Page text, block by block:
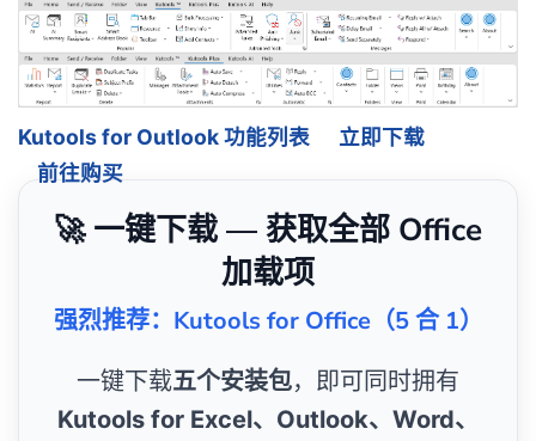
Kutools for Outlook 功能列表
立即下载
前往购买
🚀 一键下载 — 获取全部 Office
加载项
强烈推荐：Kutools for Office（5 合 1）
一键下载五个安装包，即可同时拥有
Kutools for Excel、Outlook、Word、